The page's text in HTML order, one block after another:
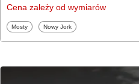
Cena zależy od wymiarów
Fototapety
Mosty Fototapety
Nowy Jork